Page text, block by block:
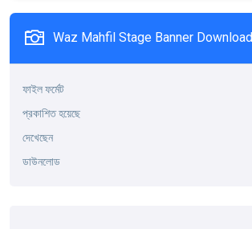
Waz Mahfil Stage Banner
ফাইল ফর্মেট
প্রকাশিত হয়েছে
দেখেছেন
ডাউনলোড